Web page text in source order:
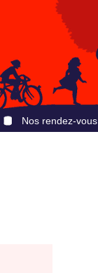
Nos rendez-vous